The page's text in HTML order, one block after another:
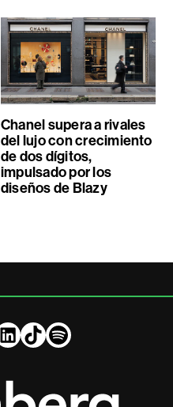
Chanel supera a rivales
del lujo con crecimiento
de dos dígitos,
impulsado por los
diseños de Blazy